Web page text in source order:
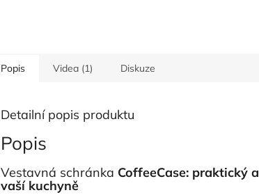
Popis Videa (1) Diskuze
Detailní popis produktu
Popis
Vestavná schránka CoffeeCase: praktický
vaší kuchyně